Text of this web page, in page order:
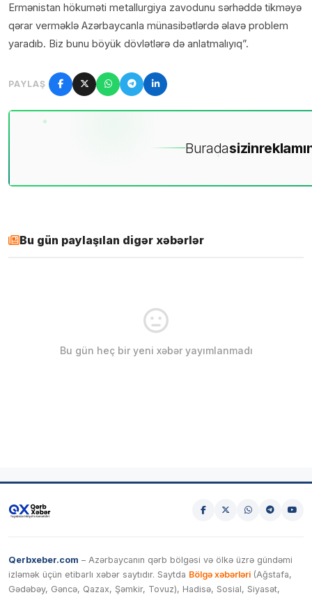
Ermənistan hökuməti metallurgiya zavodunu sərhəddə tikməyə
qərar verməklə Azərbaycanla münasibətlərdə əlavə problem
yaradıb. Biz bunu böyük dövlətlərə də anlatmalıyıq”.
PAYLAŞ
Buradasizin
Bu gün paylaşılan digər xəbərlər
Bu gün heç bir yeni xəbər yayımlanmadı
Qerbxeber.com – Azərbaycanın qərb bölgəsi və ölkə üzrə gündəmi
izləmək üçün etibarlı xəbər saytıdır. Saytda Bölgə xəbərləri (Ağstafa,
Gədəbəy, Gəncə, Qazax, Şəmkir, Tovuz), Hadisə, Sosial, Siyasət,